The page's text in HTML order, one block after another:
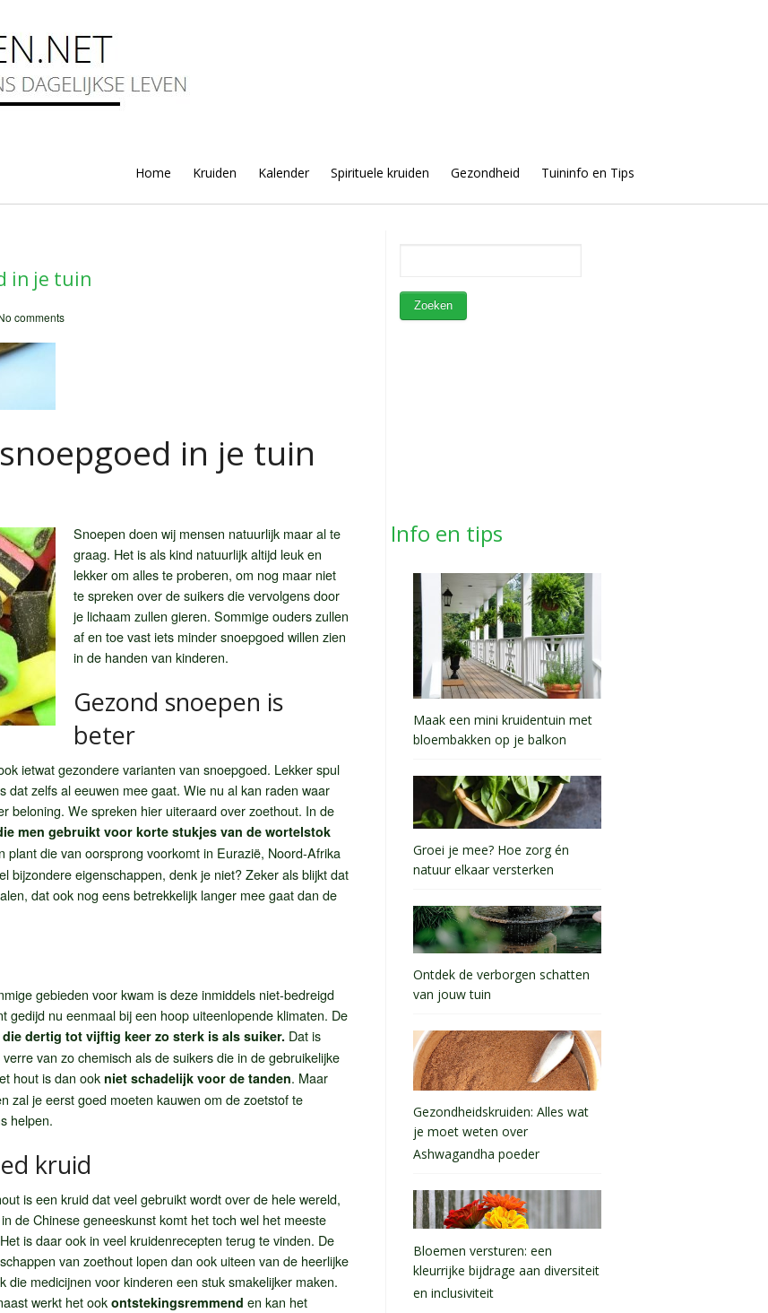
Home Kruiden Kalender Spirituele kruiden Gezondheid Tuininfo en Tips
in je tuin
comments
in je tuin
Snoepen doen wij mensen natuurlijk maar al te
graag. Het is als kind natuurlijk altijd leuk en
lekker om alles te proberen, om nog maar niet
te spreken over de suikers die vervolgens door
je lichaam zullen gieren. Sommige ouders zullen
af en toe vast iets minder snoepgoed willen zien
in de handen van kinderen.
Gezond snoepen is
beter
ietwat gezondere varianten van snoepgoed. Lekker spul
dat zelfs al eeuwen mee gaat. Wie nu al kan raden waar
beloning. We spreken hier uiteraard over zoethout. In de
men gebruikt voor korte stukjes van de wortelstok
plant die van oorsprong voorkomt in Eurazië, Noord-Afrika
bijzondere eigenschappen, denk je niet? Zeker als blijkt dat
dat ook nog eens betrekkelijk langer mee gaat dan de
gebieden voor kwam is deze inmiddels niet-bedreigd
gedijd nu eenmaal bij een hoop uiteenlopende klimaten. De
dertig tot vijftig keer zo sterk is als suiker. Dat is
van zo chemisch als de suikers die in de gebruikelijke
hout is dan ook niet schadelijk voor de tanden. Maar
zal je eerst goed moeten kauwen om de zoetstof te
helpen.
kruid
is een kruid dat veel gebruikt wordt over de hele wereld,
de Chinese geneeskunst komt het toch wel het meeste
is daar ook in veel kruidenrecepten terug te vinden. De
van zoethout lopen dan ook uiteen van de heerlijke
die medicijnen voor kinderen een stuk smakelijker maken.
werkt het ook ontstekingsremmend en kan het
Info en tips
Maak een mini kruidentuin met
bloembakken op je balkon
Groei je mee? Hoe zorg én
natuur elkaar versterken
Ontdek de verborgen schatten
van jouw tuin
Gezondheidskruiden: Alles wat
je moet weten over
Ashwagandha poeder
Bloemen versturen: een
kleurrijke bijdrage aan diversiteit
en inclusiviteit